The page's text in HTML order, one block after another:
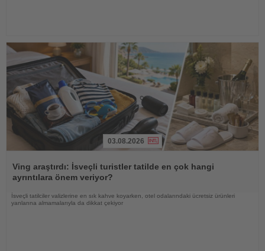
Oku
03.08.2026
Ving araştırdı: İsveçli turistler tatilde en çok hangi
ayrıntılara önem veriyor?
İsveçli tatilciler valizlerine en sık kahve koyarken, otel odalarındaki ücretsiz ürünleri
yanlarına almamalarıyla da dikkat çekiyor